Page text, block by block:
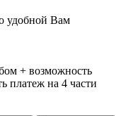
удобной Вам
+ возможность
платеж на 4 части